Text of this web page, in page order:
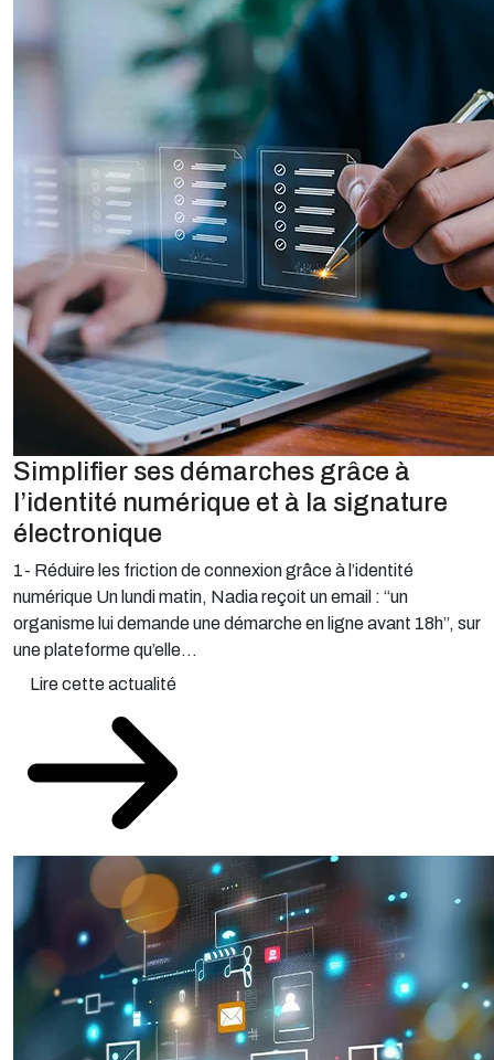
Simplifier ses démarches grâce à
l’identité numérique et à la signature
électronique
1- Réduire les friction de connexion grâce à l’identité
numérique Un lundi matin, Nadia reçoit un email : “un
organisme lui demande une démarche en ligne avant 18h”, sur
une plateforme qu’elle...
Lire cette actualité